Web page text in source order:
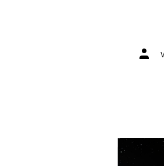
Autor
des